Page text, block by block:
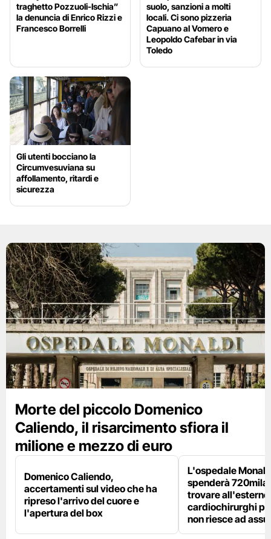
traghetto Pozzuoli-Ischia”
la denuncia di Enrico Rizzi e
Francesco Borrelli
suolo, sanzioni a molti
locali. Ci sono pizzeria
Capuano al Vomero e
Leopoldo Cafebar in via
Toledo
Gli utenti bocciano la
Circumvesuviana su
affollamento, ritardi e
sicurezza
Morte del piccolo Domenico
Caliendo, il risarcimento sfiora il
milione e mezzo di euro
Domenico Caliendo,
accertamenti sul video che ha
ripreso l'arrivo del cuore e
l'apertura del box
L'ospedale
spenderà 720mila
trovare all'esterno
cardiochirurghi
non riesce ad